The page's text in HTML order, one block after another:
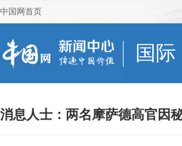
中国网首页
国际
消息人士：两名摩萨德高官因